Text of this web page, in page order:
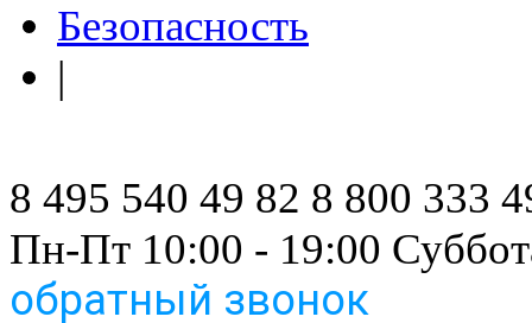
Безопасность
|
8 495 540 49 82 8 800 333
Пн-Пт 10:00 - 19:00
обратный звонок